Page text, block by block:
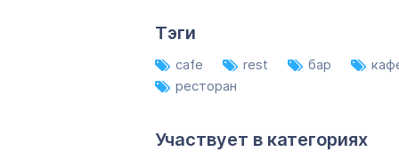
Тэги
cafe rest бар
ресторан
Участвует в категориях